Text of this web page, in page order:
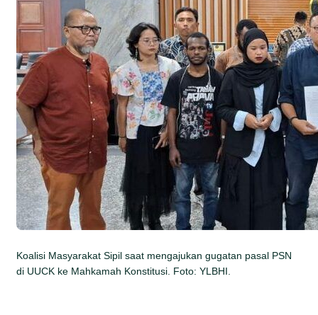
Koalisi Masyarakat Sipil saat mengajukan gugatan pasal PSN
di UUCK ke Mahkamah Konstitusi. Foto: YLBHI.